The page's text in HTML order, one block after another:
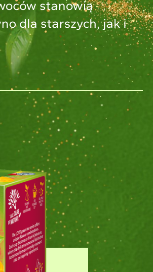
stanowią
dla starszych, jak i